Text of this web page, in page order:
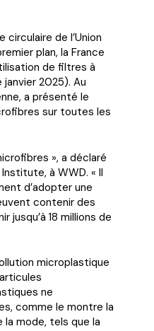
de l’Union
plan, la France
de filtres à
2025). Au
a présenté le
sur toutes les
», a déclaré
à WWD. « Il
d’adopter une
contenir des
18 millions de
microplastique
ne
comme le montre la
mode, tels que la